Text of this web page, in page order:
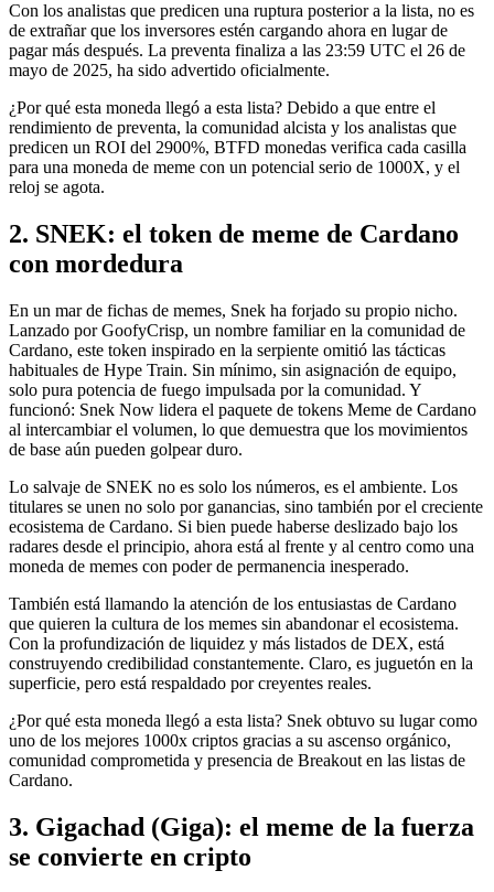
Con los analistas que predicen una ruptura posterior a la lista, no es
de extrañar que los inversores estén cargando ahora en lugar de
pagar más después. La preventa finaliza a las 23:59 UTC el 26 de
mayo de 2025, ha sido advertido oficialmente.
¿Por qué esta moneda llegó a esta lista? Debido a que entre el
rendimiento de preventa, la comunidad alcista y los analistas que
predicen un ROI del 2900%, BTFD monedas verifica cada casilla
para una moneda de meme con un potencial serio de 1000X, y el
reloj se agota.
2. SNEK: el token de meme de Cardano
con mordedura
En un mar de fichas de memes, Snek ha forjado su propio nicho.
Lanzado por GoofyCrisp, un nombre familiar en la comunidad de
Cardano, este token inspirado en la serpiente omitió las tácticas
habituales de Hype Train. Sin mínimo, sin asignación de equipo,
solo pura potencia de fuego impulsada por la comunidad. Y
funcionó: Snek Now lidera el paquete de tokens Meme de Cardano
al intercambiar el volumen, lo que demuestra que los movimientos
de base aún pueden golpear duro.
Lo salvaje de SNEK no es solo los números, es el ambiente. Los
titulares se unen no solo por ganancias, sino también por el creciente
ecosistema de Cardano. Si bien puede haberse deslizado bajo los
radares desde el principio, ahora está al frente y al centro como una
moneda de memes con poder de permanencia inesperado.
También está llamando la atención de los entusiastas de Cardano
que quieren la cultura de los memes sin abandonar el ecosistema.
Con la profundización de liquidez y más listados de DEX, está
construyendo credibilidad constantemente. Claro, es juguetón en la
superficie, pero está respaldado por creyentes reales.
¿Por qué esta moneda llegó a esta lista? Snek obtuvo su lugar como
uno de los mejores 1000x criptos gracias a su ascenso orgánico,
comunidad comprometida y presencia de Breakout en las listas de
Cardano.
3. Gigachad (Giga): el meme de la fuerza
se convierte en cripto